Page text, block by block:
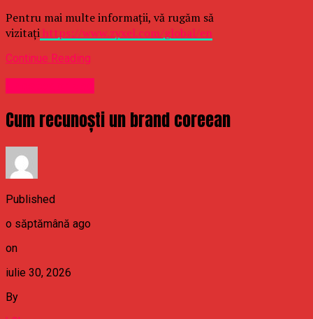
Pentru mai multe informații, vă rugăm să
vizitațihttps://www.zyxel.com/global/en
Continue Reading
Cum recunoști un brand coreean
Published
o săptămână ago
on
iulie 30, 2026
By